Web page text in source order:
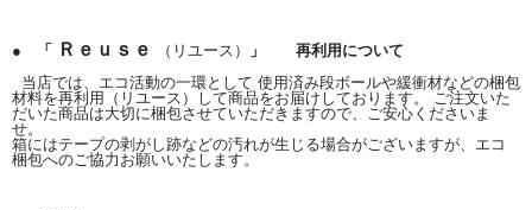
● 「 Ｒｅｕｓｅ （リユース）
」 再利用について
当店では、エコ活動の一環として 使用済み段ボールや緩衝材などの梱包
材料を再利用（リユース）して商品をお届けしております。 ご注文いた
だいた商品は大切に梱包させていただきますので、ご安心くださいま
せ。
箱にはテープの剥がし跡などの汚れが生じる場合がございますが、エコ
梱包へのご協力お願いいたします。